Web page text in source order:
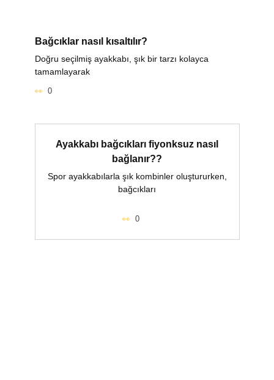
Bağcıklar nasıl kısaltılır?
Doğru seçilmiş ayakkabı, şık bir tarzı kolayca
tamamlayarak
0
Ayakkabı bağcıkları fiyonksuz nasıl
bağlanır??
Spor ayakkabılarla şık kombinler oluştururken,
bağcıkları
0